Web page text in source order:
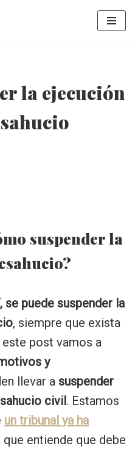
la ejecución
suspender la
se puede suspender la
, siempre que exista
este post vamos a
y
llevar a suspender
civil. Estamos
un tribunal ya ha
que entiende que debe